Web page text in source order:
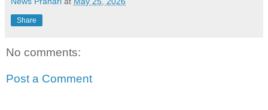
Share
No comments:
Post a Comment